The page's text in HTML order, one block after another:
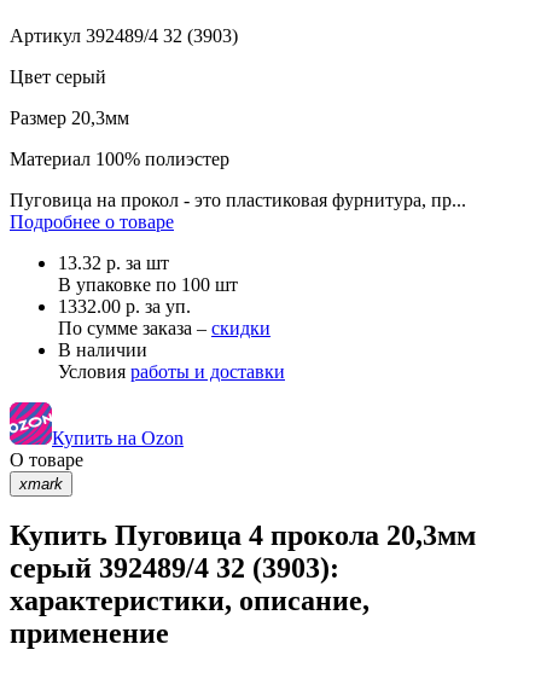
Артикул 392489/4 32 (3903)
Цвет серый
Размер 20,3мм
Материал 100% полиэстер
Пуговица на прокол - это пластиковая фурнитура, пр...
Подробнее о товаре
13.32 р. за шт
В упаковке по 100 шт
1332.00 р. за уп.
По сумме заказа – скидки
В наличии
Условия работы и доставки
Купить на Ozon
О товаре
xmark
Купить Пуговица 4 прокола 20,3мм
серый 392489/4 32 (3903):
характеристики, описание,
применение